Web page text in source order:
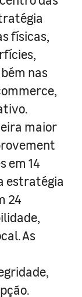
físicas,
nas
maior
em 14
estratégia
24
As